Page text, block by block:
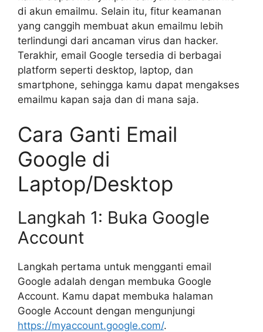
di akun emailmu. Selain itu, fitur keamanan
yang canggih membuat akun emailmu lebih
terlindungi dari ancaman virus dan hacker.
Terakhir, email Google tersedia di berbagai
platform seperti desktop, laptop, dan
smartphone, sehingga kamu dapat mengakses
emailmu kapan saja dan di mana saja.
Cara Ganti Email
Google di
Laptop/Desktop
Langkah 1: Buka Google
Account
Langkah pertama untuk mengganti email
Google adalah dengan membuka Google
Account. Kamu dapat membuka halaman
Google Account dengan mengunjungi
https://myaccount.google.com/.